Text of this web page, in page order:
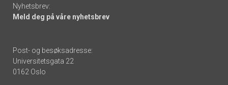
Nyhetsbrev:
Meld deg på våre nyhetsbrev
Post- og besøksadresse:
Universitetsgata 22
0162 Oslo